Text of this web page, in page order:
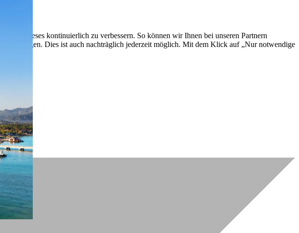
und dieses kontinuierlich zu verbessern. So können wir Ihnen bei unseren Partnern
festlegen. Dies ist auch nachträglich jederzeit möglich. Mit dem Klick auf „Nur notwendige